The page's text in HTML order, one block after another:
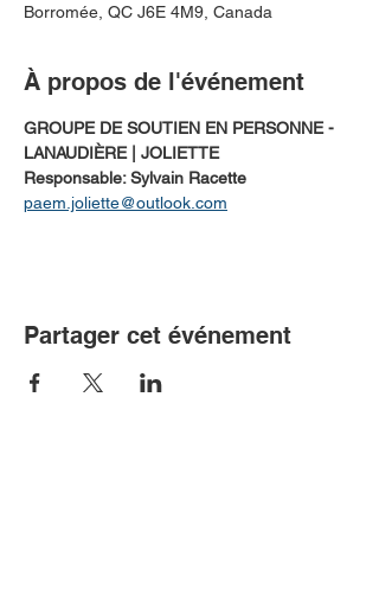
Borromée, QC J6E 4M9, Canada
À propos de l'événement
GROUPE DE SOUTIEN EN PERSONNE -
LANAUDIÈRE | JOLIETTE
Responsable: Sylvain Racette
paem.joliette@outlook.com
Partager cet événement